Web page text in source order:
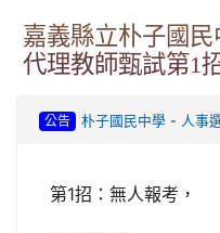
嘉義縣立朴子國民
代理教師甄試第1
公告 朴子國民中學- 人事
第1招：無人報考，